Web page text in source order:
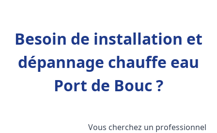
Besoin de installation et
dépannage chauffe eau
Port de Bouc ?
Vous cherchez un professionnel